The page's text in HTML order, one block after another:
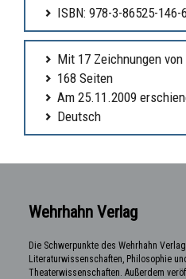
ISBN: 978-3-86525-146-6
Mit 17 Zeichnungen
168 Seiten
Am 25.11.2009
Deutsch
Wehrhahn Verlag
Die Schwerpunkte des Wehrhahn
Literaturwissenschaften, Philosophie
Theaterwissenschaften. Außerdem